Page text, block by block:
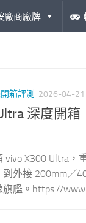
廠商廠牌
箱評測 2026-04-21
深度開
vivo X300 Ultra，
到外接 200mm／
艦。https://